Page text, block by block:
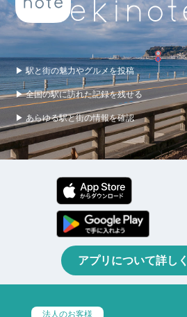
▶ 駅と街の魅力やグルメを投稿
▶ 全国の駅に訪れた記録を残せる
▶ あらゆる駅と街の情報を確認
アプリについて詳し
法人のお客様